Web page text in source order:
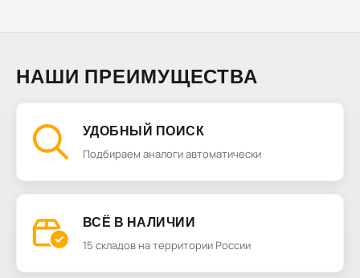
НАШИ ПРЕИМУЩЕСТВА
УДОБНЫЙ ПОИСК
Подбираем аналоги автоматически
ВСЁ В НАЛИЧИИ
15 складов на территории России